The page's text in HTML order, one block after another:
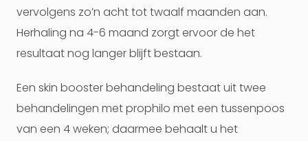
vervolgens zo’n acht tot twaalf maanden aan.
Herhaling na 4-6 maand zorgt ervoor de het
resultaat nog langer blijft bestaan.
Een skin booster behandeling bestaat uit twee
behandelingen met prophilo met een tussenpoos
van een 4 weken; daarmee behaalt u het